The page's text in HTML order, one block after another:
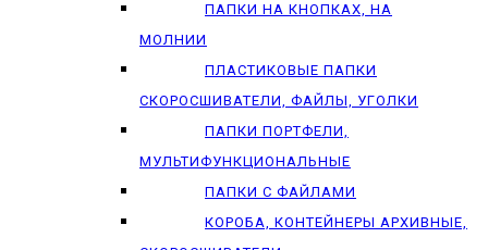
ПАПКИ НА КНОПКАХ, НА
МОЛНИИ
ПЛАСТИКОВЫЕ ПАПКИ
СКОРОСШИВАТЕЛИ, ФАЙЛЫ, УГОЛКИ
ПАПКИ ПОРТФЕЛИ,
МУЛЬТИФУНКЦИОНАЛЬНЫЕ
ПАПКИ С ФАЙЛАМИ
КОРОБА, КОНТЕЙНЕРЫ АРХИВНЫЕ,